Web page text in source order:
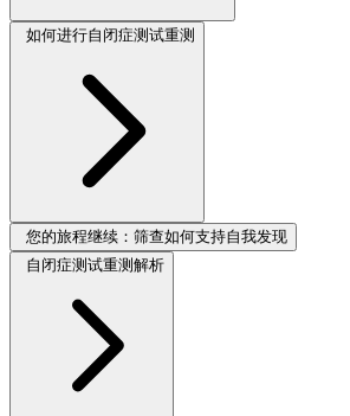
如何进行自闭症测试重测
您的旅程继续：筛查如何支持自我发现
自闭症测试重测解析